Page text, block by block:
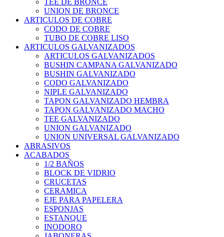
TEE DE BRONCE
UNION DE BRONCE
ARTICULOS DE COBRE
CODO DE COBRE
TUBO DE COBRE LISO
ARTICULOS GALVANIZADOS
ARTICULOS GALVANIZADOS
BUSHIN CAMPANA GALVANIZADO
BUSHIN GALVANIZADO
CODO GALVANIZADO
NIPLE GALVANIZADO
TAPON GALVANIZADO HEMBRA
TAPON GALVANIZADO MACHO
TEE GALVANIZADO
UNION GALVANIZADO
UNION UNIVERSAL GALVANIZADO
ABRASIVOS
ACABADOS
1/2 BAÑOS
BLOCK DE VIDRIO
CRUCETAS
CERAMICA
EJE PARA PAPELERA
ESPONJAS
ESTANQUE
INODORO